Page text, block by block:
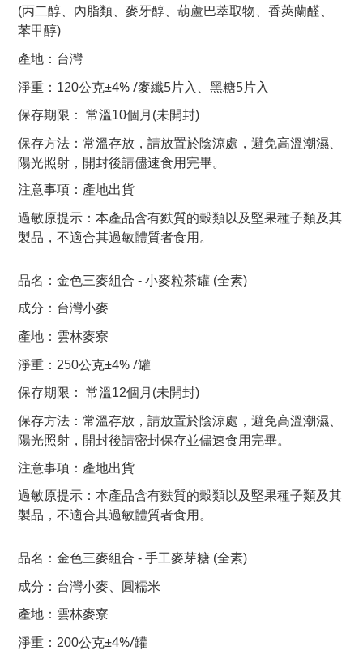
(丙二醇、內脂類、麥牙醇、葫蘆巴萃取物、香莢蘭醛、
苯甲醇)
產地：台灣
淨重：120公克±4% /麥纖5片入、黑糖5片入
保存期限： 常溫10個月(未開封)
保存方法： 常溫存放，請放置於陰涼處，避免高溫潮濕、
陽光照射，開封後請儘速食用完畢。
注意事項： 產地出貨
過敏原提示： 本產品含有麩質的穀類以及堅果種子類及其
製品，不適合其過敏體質者食用。
品名：金色三麥組合 - 小麥粒茶罐 (全素)
成分：台灣小麥
產地：雲林麥寮
淨重：250公克±4% /罐
保存期限： 常溫12個月(未開封)
保存方法： 常溫存放，請放置於陰涼處，避免高溫潮濕、
陽光照射，開封後請密封保存並儘速食用完畢。
注意事項： 產地出貨
過敏原提示： 本產品含有麩質的穀類以及堅果種子類及其
製品，不適合其過敏體質者食用。
品名：金色三麥組合 - 手工麥芽糖 (全素)
成分：台灣小麥、圓糯米
產地：雲林麥寮
淨重：200公克±4%/罐